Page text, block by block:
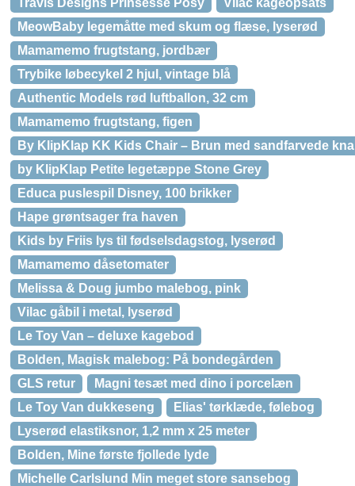
Travis Designs Prinsesse Posy
Vilac kageopsats
MeowBaby legemåtte med skum og flæse, lyserød
Mamamemo frugtstang, jordbær
Trybike løbecykel 2 hjul, vintage blå
Authentic Models rød luftballon, 32 cm
Mamamemo frugtstang, figen
By KlipKlap KK Kids Chair – Brun med sandfarvede
by KlipKlap Petite legetæppe Stone Grey
Educa puslespil Disney, 100 brikker
Hape grøntsager fra haven
Kids by Friis lys til fødselsdagstog, lyserød
Mamamemo dåsetomater
Melissa & Doug jumbo malebog, pink
Vilac gåbil i metal, lyserød
Le Toy Van – deluxe kagebod
Bolden, Magisk malebog: På bondegården
GLS retur
Magni tesæt med dino i porcelæn
Le Toy Van dukkeseng
Elias' tørklæde, følebog
Lyserød elastiksnor, 1,2 mm x 25 meter
Bolden, Mine første fjollede lyde
Michelle Carlslund Min meget store sansebog